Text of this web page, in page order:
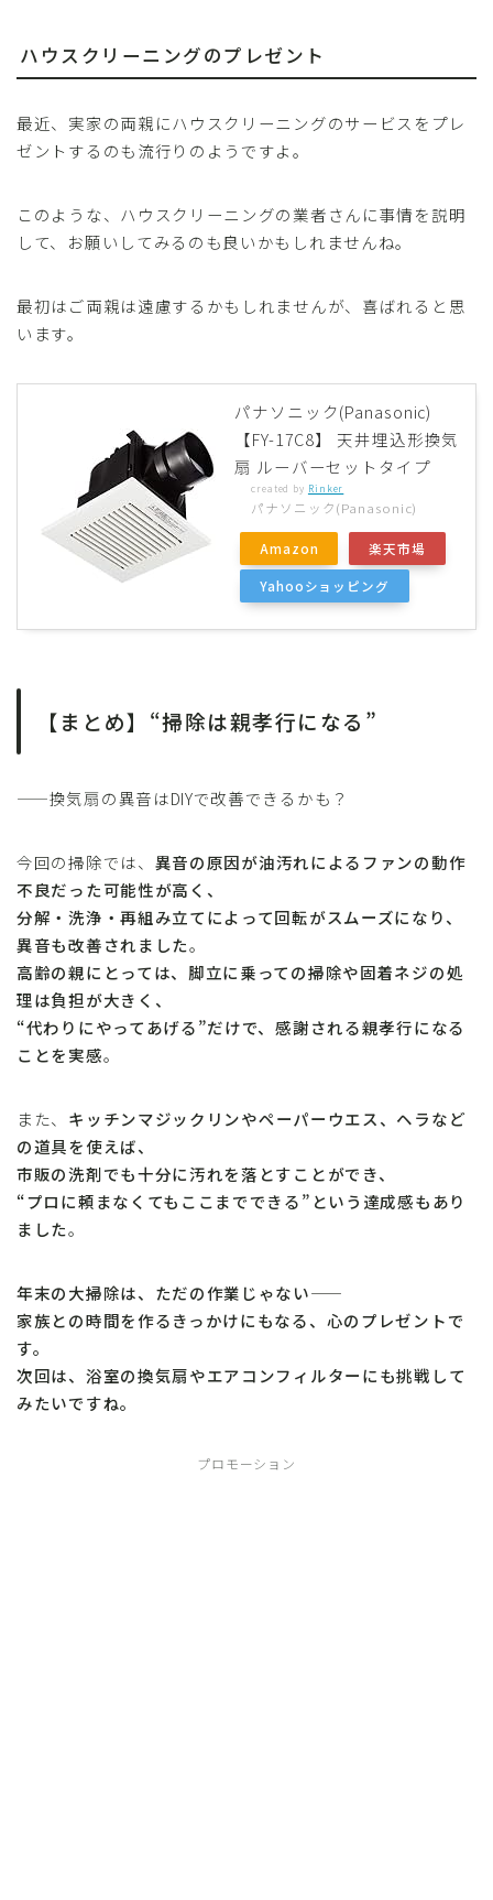
ハウスクリーニングのプレゼント
最近、実家の両親にハウスクリーニングのサービスをプレ
ゼントするのも流行りのようですよ。
このような、ハウスクリーニングの業者さんに事情を説明
して、お願いしてみるのも良いかもしれませんね。
最初はご両親は遠慮するかもしれませんが、喜ばれると思
います。
パナソニック(Panasonic)
【FY-17C8】 天井埋込形換気
扇 ルーバーセットタイプ
created by Rinker
パナソニック(Panasonic)
Amazon 楽天市場
Yahooショッピング
【まとめ】“掃除は親孝行になる”
——換気扇の異音はDIYで改善できるかも？
今回の掃除では、 異音の原因が油汚れによるファンの動作
不良だった可能性が高く、
分解・洗浄・再組み立てによって回転がスムーズになり、
異音も改善されました。
高齢の親にとっては、脚立に乗っての掃除や固着ネジの処
理は負担が大きく、
“代わりにやってあげる”だけで、感謝される親孝行になる
ことを実感。
また、 キッチンマジックリンやペーパーウエス、ヘラなど
の道具を使えば、
市販の洗剤でも十分に汚れを落とすことができ、
“プロに頼まなくてもここまでできる”という達成感もあり
ました。
年末の大掃除は、ただの作業じゃない——
家族との時間を作るきっかけにもなる、心のプレゼントで
す。
次回は、浴室の換気扇やエアコンフィルターにも挑戦して
みたいですね。
プロモーション